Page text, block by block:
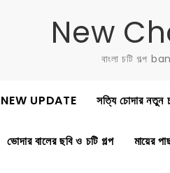
New
বাংলা চটি
UPDATE সত্যি চোদার নতুন
ভোদার বালের ছবি ও চটি গল্প মায়ের